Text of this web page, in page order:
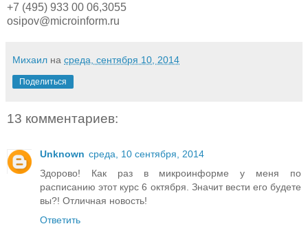
+7 (495) 933 00 06,3055
osipov@microinform.ru
Михаил на среда, сентября 10, 2014
Поделиться
13 комментариев:
Unknown среда, 10 сентября, 2014
Здорово! Как раз в микроинформе у меня по
расписанию этот курс 6 октября. Значит вести его будете
вы?! Отличная новость!
Ответить